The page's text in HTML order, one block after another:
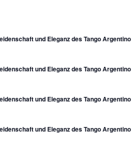
und Eleganz des Tango Argentino
und Eleganz des Tango Argentino
und Eleganz des Tango Argentino
und Eleganz des Tango Argentino